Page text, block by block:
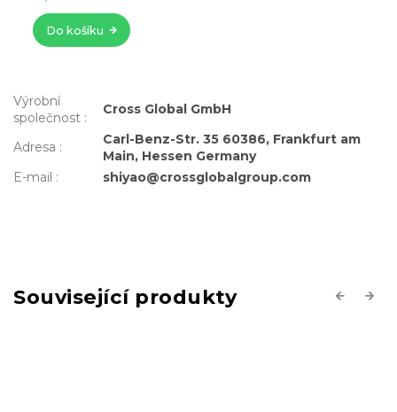
Detail
Výrobní
společnost :
Cross Global GmbH
Adresa :
Carl-Benz-Str. 35 60386, Frankfurt am
Main, Hessen Germany
E-mail : shiyao@crossglobalgroup.com
Související produkty Previous
Next